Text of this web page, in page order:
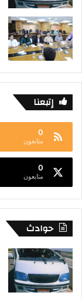
إتبعنا
0
متابعون
0
متابعون
حوادث